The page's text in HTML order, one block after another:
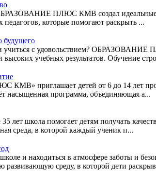
ПЛЮС КМВ создал идеальные
которые помогают раскрыть ...
будущего
и учиться с удовольствием?
высоких учебных результатов. Обучение
приглашает детей от 6 до 14 лет
насыщенная программа, объединяющая а...
помогает детям получать
среда, в которой каждый ученик п...
и находиться в атмосфере заботы и
среду, в которой дети